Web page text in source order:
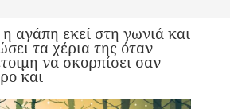
αγάπη εκεί στη γωνιά και
τα χέρια της όταν
να σκορπίσει σαν
και